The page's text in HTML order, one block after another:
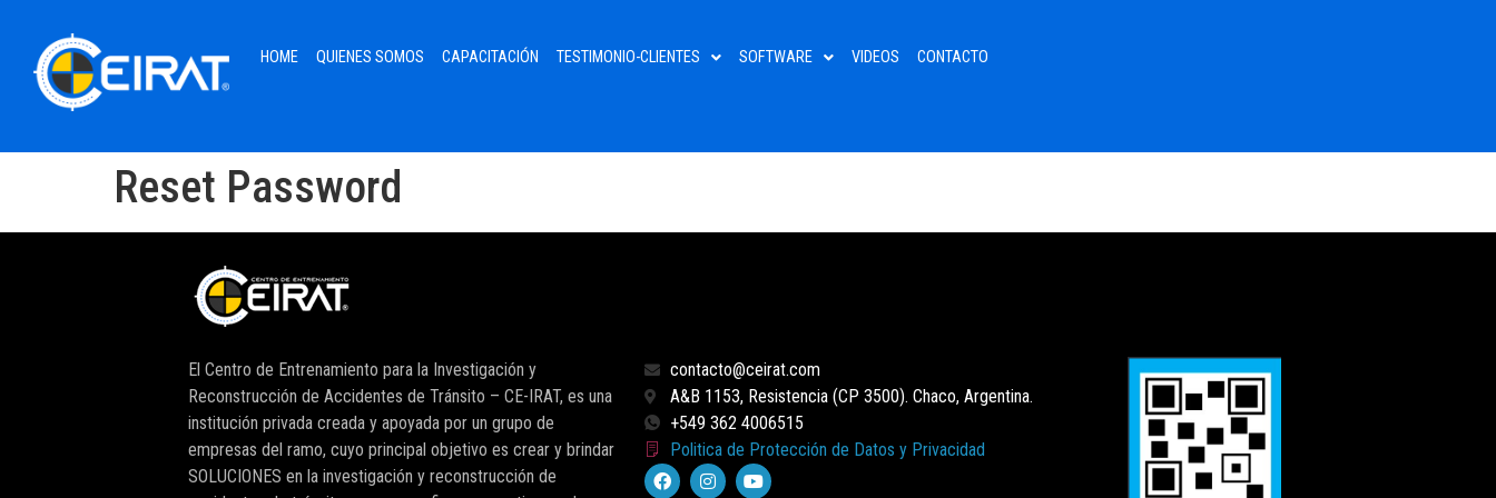
HOME QUIENES SOMOS CAPACITACIÓN TESTIMONIO-CLIENTES SOFTWARE VIDEOS CONTACTO
Reset Password
El Centro de Entrenamiento para la Investigación y
Reconstrucción de Accidentes de Tránsito – CE-IRAT, es una
institución privada creada y apoyada por un grupo de
empresas del ramo, cuyo principal objetivo es crear y brindar
SOLUCIONES en la investigación y reconstrucción de
contacto@ceirat.com
A&B 1153, Resistencia (CP 3500). Chaco, Argentina.
+549 362 4006515
Politica de Protección de Datos y Privacidad